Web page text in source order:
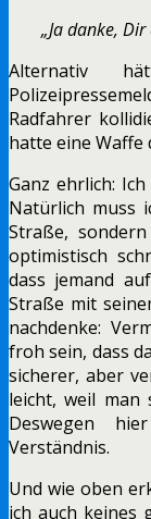
„Ja danke,
Alternativ
Radfahrer
hatte eine Waffe
Ganz ehrlich:
Natürlich muss
Straße,
optimistisch
dass jemand
Straße mit
nachdenke:
froh sein, dass
sicherer, aber
leicht, weil man
Deswegen
Verständnis.
Und wie oben
ich auch keines